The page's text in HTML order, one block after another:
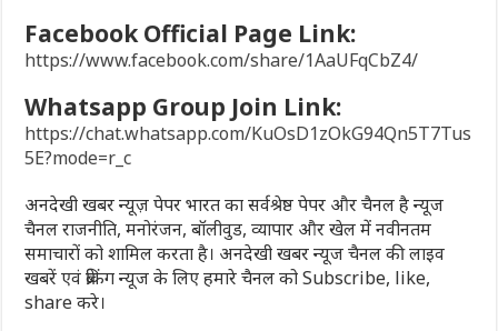
Facebook Official Page Link:
https://www.facebook.com/share/1AaUFqCbZ4/
Whatsapp Group Join Link:
https://chat.whatsapp.com/KuOsD1zOkG94Qn5T7Tus
5E?mode=r_c
अनदेखी खबर न्यूज़ पेपर भारत का सर्वश्रेष्ठ पेपर और चैनल है न्यूज
चैनल राजनीति, मनोरंजन, बॉलीवुड, व्यापार और खेल में नवीनतम
समाचारों को शामिल करता है। अनदेखी खबर न्यूज चैनल की लाइव
खबरें एवं ब्रेकिंग न्यूज के लिए हमारे चैनल को Subscribe, like,
share करे।